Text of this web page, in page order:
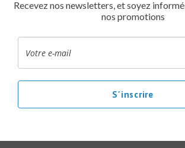
Recevez nos newsletters, et soyez
nos promotions